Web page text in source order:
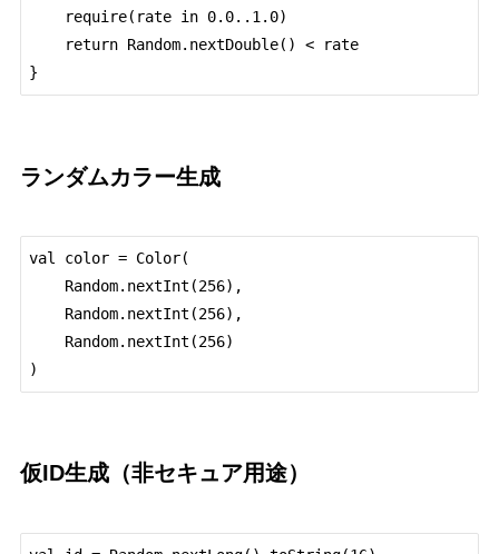
ランダムカラー生成
val color = Color(
仮ID生成（非セキュア用途）